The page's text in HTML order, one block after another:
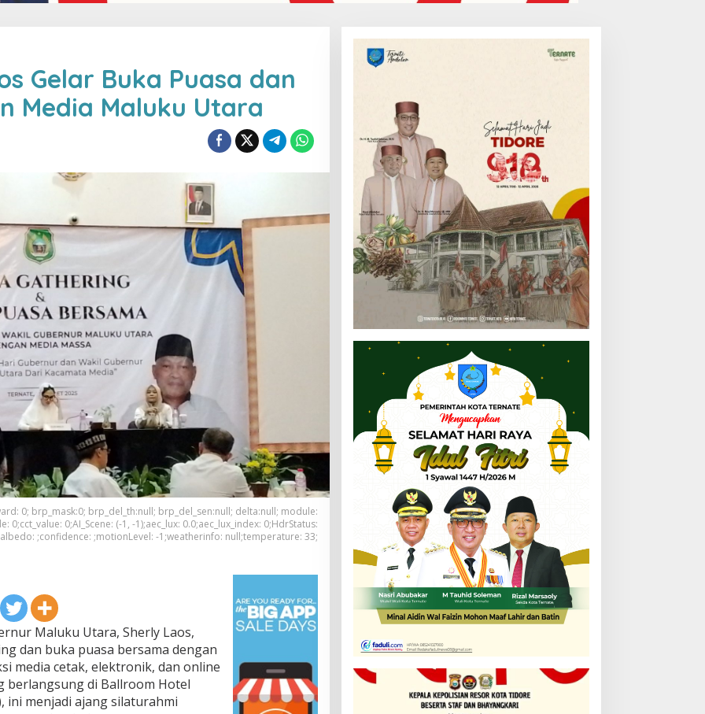
Gelar Buka Puasa dan
Media Maluku Utara
0; brp_mask:0; brp_del_th:null; brp_del_sen:null; delta:null; module:
0;AI_Scene: (-1, -1);aec_lux: 0.0;aec_lux_index: 0;HdrStatus:
;confidence: ;motionLevel: -1;weatherinfo: null;temperature: 33;
Maluku Utara, Sherly Laos,
dan buka puasa bersama dengan
media cetak, elektronik, dan online
berlangsung di Ballroom Hotel
ini menjadi ajang silaturahmi